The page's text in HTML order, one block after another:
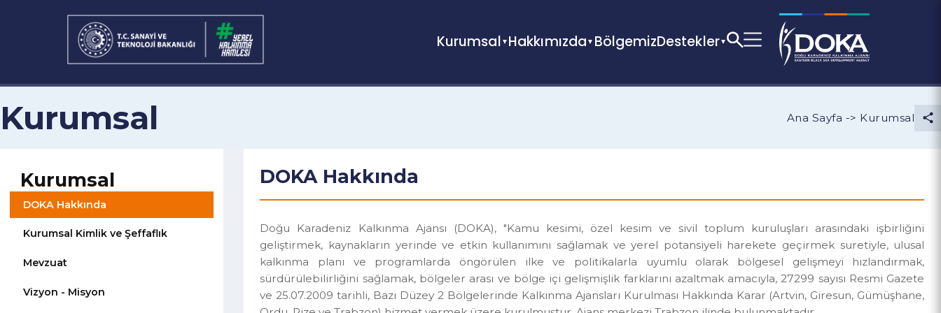
Kurumsal Hakkımızda BölgemizDestekler
Kurumsal Ana Sayfa ->
Kurumsal
DOKA Hakkında
DOKA Hakkında
Doğu Karadeniz Kalkınma Ajansı (DOKA), "Kamu kesimi, özel kesim ve sivil toplum kuruluşları arasındaki
geliştirmek, kaynakların yerinde ve etkin kullanımını sağlamak ve yerel potansiyeli harekete geçirmek suretiyle,
kalkınma planı ve programlarda öngörülen ilke ve politikalarla uyumlu olarak bölgesel gelişmeyi
sürdürülebilirliğini sağlamak, bölgeler arası ve bölge içi gelişmişlik farklarını azaltmak amacıyla, 27299 sayısı Resmi